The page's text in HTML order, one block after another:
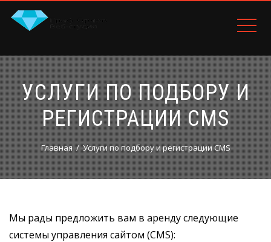
УСЛУГИ ПО ПОДБОРУ И
РЕГИСТРАЦИИ CMS
Главная Услуги по подбору и регистрации CMS
Мы рады предложить вам в аренду следующие
системы управления сайтом (CMS):